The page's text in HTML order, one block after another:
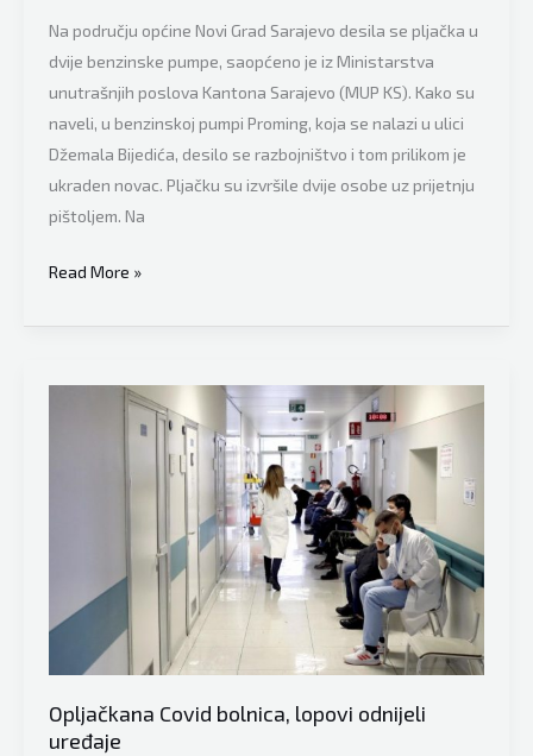
Na području općine Novi Grad Sarajevo desila se pljačka u
dvije benzinske pumpe, saopćeno je iz Ministarstva
unutrašnjih poslova Kantona Sarajevo (MUP KS). Kako su
naveli, u benzinskoj pumpi Proming, koja se nalazi u ulici
Džemala Bijedića, desilo se razbojništvo i tom prilikom je
ukraden novac. Pljačku su izvršile dvije osobe uz prijetnju
pištoljem. Na
Opljačkana
pumpa
Read More »
Opljačkana Covid bolnica, lopovi odnijeli
uređaje